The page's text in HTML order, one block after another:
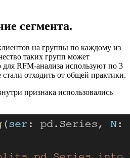
сегмента.
на группы по каждому из
таких групп может
для RFM-анализа используют по 3
отходить от общей практики.
признака использовались